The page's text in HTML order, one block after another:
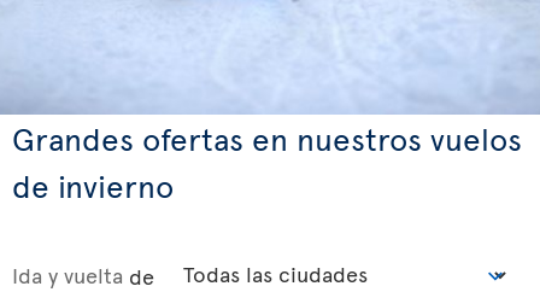
Grandes ofertas en nuestros vuelos
de invierno
Ida y vuelta de